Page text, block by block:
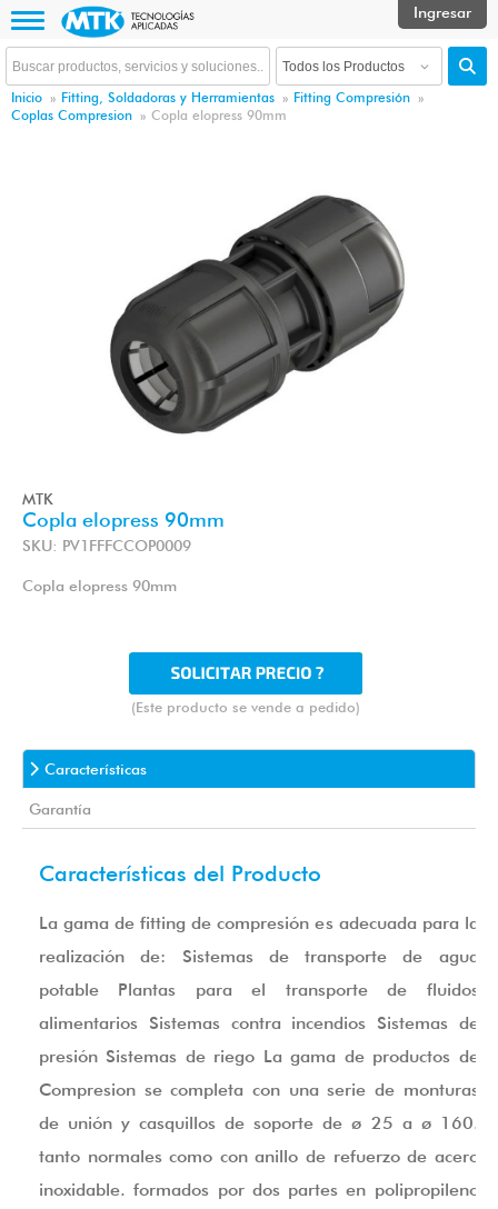
Inicio » Fitting, Soldadoras y Herramientas » Fitting Compresión »
Coplas Compresion » Copla elopress 90mm
MTK
Copla elopress 90mm
SKU: PV1FFFCCOP0009
Copla elopress 90mm
(Este producto se vende a pedido)
Características
Garantía
Características del Producto
La gama de fitting de compresión es adecuada para la
realización de: Sistemas de transporte de agua
potable Plantas para el transporte de fluidos
alimentarios Sistemas contra incendios Sistemas de
presión Sistemas de riego La gama de productos de
Compresion se completa con una serie de monturas
de unión y casquillos de soporte de ø 25 a ø 160.
tanto normales como con anillo de refuerzo de acero
inoxidable. formados por dos partes en polipropileno